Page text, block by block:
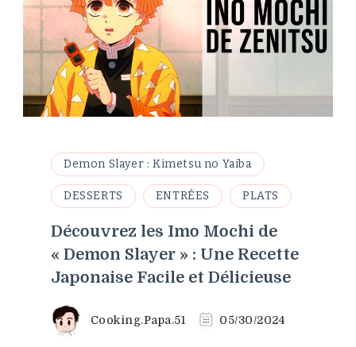
Demon Slayer : Kimetsu no Yaiba
DESSERTS ENTRÉES PLATS
Découvrez les Imo Mochi de
« Demon Slayer » : Une Recette
Japonaise Facile et Délicieuse
Cooking.Papa.51 05/30/2024